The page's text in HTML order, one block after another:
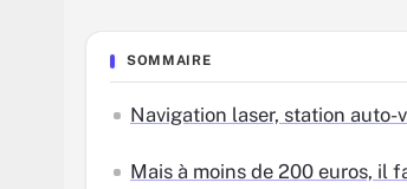
SOMMAIRE
Navigation laser, station auto-
Mais à moins de 200 euros, il